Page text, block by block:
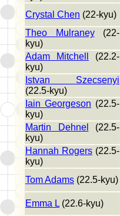
Crystal Chen (22-kyu)
Theo Mulraney(22-
kyu)
Adam Mitchell
(22.2-
kyu)
Istvan Szecsenyi
(22.5-kyu)
Iain Georgeson (22.5-
kyu)
Martin Dehnel
(22.5-
kyu)
Hannah Rogers (22.5-
kyu)
Tom Adams (22.5-kyu)
Emma L(22.6-kyu)